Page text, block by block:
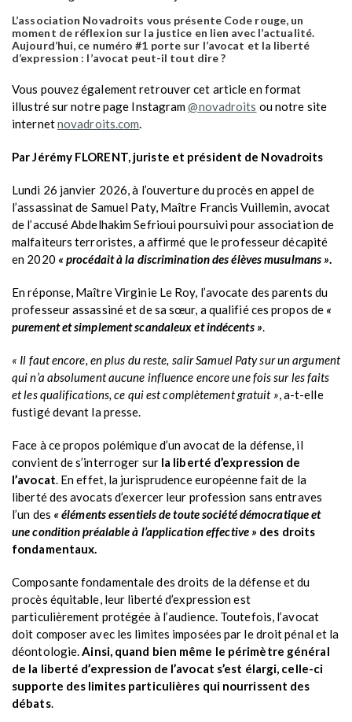
L’association Novadroits vous présente Code rouge, un
moment de réflexion sur la justice en lien avec l’actualité.
Aujourd’hui, ce numéro #1 porte sur l’avocat et la liberté
d’expression : l’avocat peut-il tout dire ?
Vous pouvez également retrouver cet article en format
illustré sur notre page Instagram@novadroits ou notre site
internetnovadroits.com.
Par Jérémy FLORENT, juriste et président de Novadroits
Lundi 26 janvier 2026, à l’ouverture du procès en appel de
l’assassinat de Samuel Paty, Maître Francis Vuillemin, avocat
de l’accusé Abdelhakim Sefrioui poursuivi pour association de
malfaiteurs terroristes, a affirmé que le professeur décapité
en 2020 « procédait à la discrimination des élèves musulmans ».
En réponse, Maître Virginie Le Roy, l’avocate des parents du
professeur assassiné et de sa sœur, a qualifié ces propos de «
purement et simplement scandaleux et indécents ».
« Il faut encore, en plus du reste, salir Samuel Paty sur un argument
qui n’a absolument aucune influence encore une fois sur les faits
et les qualifications, ce qui est complètement gratuit », a-t-elle
fustigé devant la presse.
Face à ce propos polémique d’un avocat de la défense, il
convient de s’interroger sur la liberté d’expression de
l’avocat. En effet, la jurisprudence européenne fait de la
liberté des avocats d’exercer leur profession sans entraves
l’un des « éléments essentiels de toute société démocratique et
une condition préalable à l’application effective » des droits
fondamentaux.
Composante fondamentale des droits de la défense et du
procès équitable, leur liberté d’expression est
particulièrement protégée à l’audience. Toutefois, l’avocat
doit composer avec les limites imposées par le droit pénal et la
déontologie.Ainsi, quand bien même le périmètre général
de la liberté d’expression de l’avocat s’est élargi, celle-ci
supporte des limites particulières qui nourrissent des
débats.